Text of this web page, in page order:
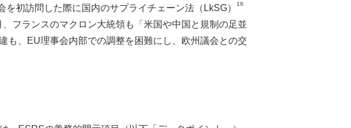
初訪問した際に国内のサプライチェーン法（LkSG） 16
、フランスのマクロン大統領も「米国や中国と規制の足並
も、EU理事会内部での調整を困難にし、欧州議会との交